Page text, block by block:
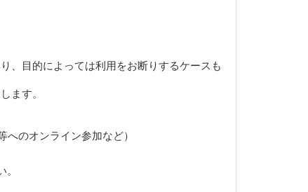
、目的によっては利用をお断りするケースも
ます。
のオンライン参加など）